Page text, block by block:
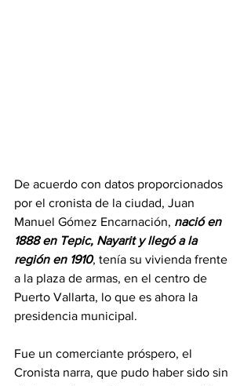
De acuerdo con datos proporcionados
por el cronista de la ciudad, Juan
Manuel Gómez Encarnación, nació en
1888 en Tepic, Nayarit y llegó a la
región en 1910, tenía su vivienda frente
a la plaza de armas, en el centro de
Puerto Vallarta, lo que es ahora la
presidencia municipal.
Fue un comerciante próspero, el
Cronista narra, que pudo haber sido sin